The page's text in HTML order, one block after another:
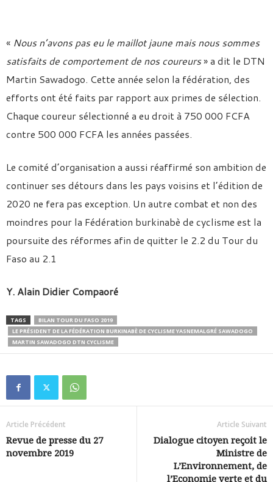
« Nous n’avons pas eu le maillot jaune mais nous sommes
satisfaits de comportement de nos coureurs» a dit le DTN
Martin Sawadogo. Cette année selon la fédération, des
efforts ont été faits par rapport aux primes de sélection.
Chaque coureur sélectionné a eu droit à 750 000 FCFA
contre 500 000 FCFA les années passées.
Le comité d’organisation a aussi réaffirmé son ambition de
continuer ses détours dans les pays voisins et l’édition de
2020 ne fera pas exception. Un autre combat et non des
moindres pour la Fédération burkinabè de cyclisme est la
poursuite des réformes afin de quitter le 2.2 du Tour du
Faso au 2.1
Y. Alain Didier Compaoré
TAGS
BILAN TOUR DU FASO 2019
LE PRÉSIDENT DE LA FÉDÉRATION BURKINABÈ DE CYCLISME YASNEMALGRÉ SAWADOGO
MARTIN SAWADOGO DTN CYCLISME
Article Précédent
Revue de presse du 27
novembre 2019
Article Suivant
Dialogue citoyen reçoit le
Ministre de
L’Environnement, de
l’Economie verte et du